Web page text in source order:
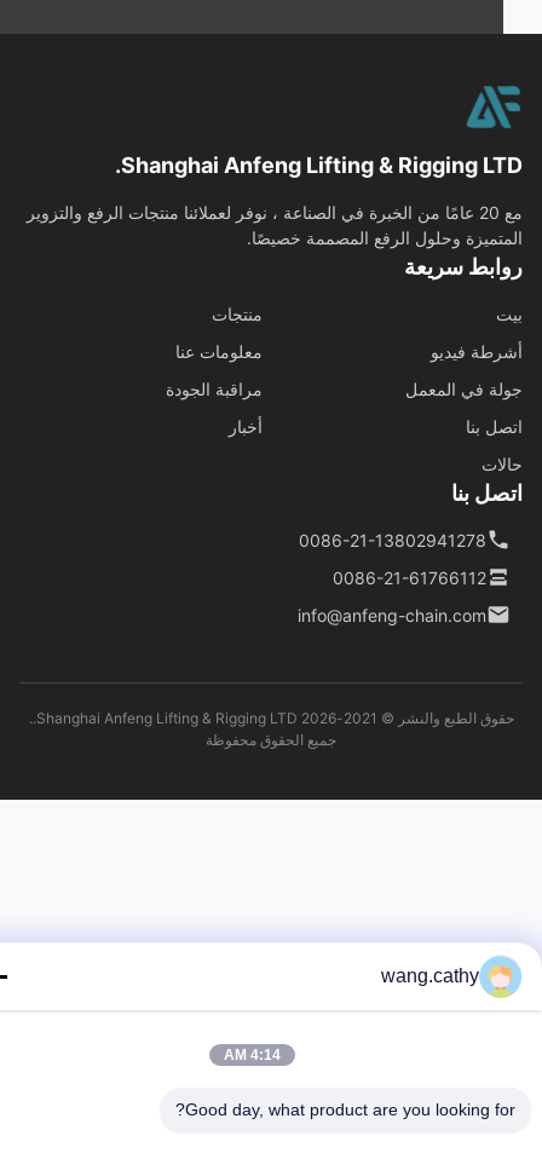
Shanghai Anfeng Lifting & Rigging
مع 20 عامًا من الخبرة في الصناعة ، نوفر لعملائنا منتجات الرفع والتزوير
وحلول الرفع المصممة خصيصًا.
سريعة
منتجات
فيديو
معلومات عنا
في المعمل
مراقبة الجودة
بنا
بنا
0086-21-13802941278
0086-21-61766112
info@anfeng-chain.com
حقوق الطبع والنشر © 2021-2026 Shanghai Anfeng Lifting & Rigging LTD..
جميع الحقوق محفوظة
wang.cathy
4:14 AM
Good day, what product are you looking